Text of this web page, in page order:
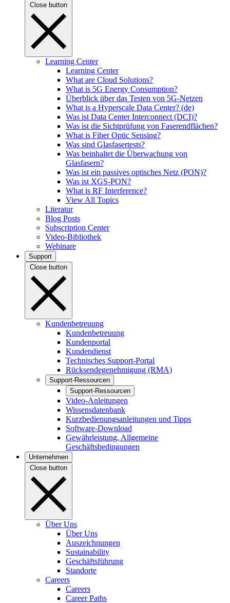
Close button
Learning Center
Learning Center
What are Cloud Solutions?
What is 5G Energy Consumption?
Überblick über das Testen von 5G-Netzen
What is a Hyperscale Data Center? (de)
Was ist Data Center Interconnect (DCI)?
Was ist die Sichtprüfung von Faserendflächen?
What is Fiber Optic Sensing?
Was sind Glasfasertests?
Was beinhaltet die Überwachung von
Glasfasern?
Was ist ein passives optisches Netz (PON)?
Was ist XGS-PON?
What is RF Interference?
View All Topics
Literatur
Blog Posts
Subscription Center
Video-Bibliothek
Webinare
Support
Close button
Kundenbetreuung
Kundenbetreuung
Kundenportal
Kundendienst
Technisches Support-Portal
Rücksendegenehmigung (RMA)
Support-Ressourcen
Support-Ressourcen
Video-Anleitungen
Wissensdatenbank
Kurzbedienungsanleitungen und Tipps
Software-Download
Gewährleistung, Allgemeine
Geschäftsbedingungen
Unternehmen
Close button
Über Uns
Über Uns
Auszeichnungen
Sustainability
Geschäftsführung
Standorte
Careers
Careers
Career Paths